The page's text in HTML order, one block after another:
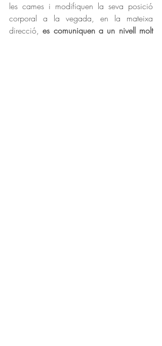
les cames i modifiquen la seva posició
corporal a la vegada, en la mateixa
direcció, es comuniquen a un nivell molt